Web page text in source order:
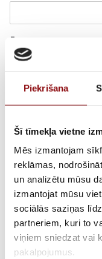
Piekrišana
Šī tīmekļa vietne
Mēs izmantojam
reklāmas,
un analizētu mūsu
izmantojat mūsu
sociālās saziņas
partneriem, kuri to
viņiem sniedzat vai
pakalpojumus.
Ēkas adrese
Iela, ielas Nr., māju
Plānotais montāžas
Cits
Varat izvēlēties vairākus.
Jumta segums, ja
Šīfera, metāla, dakstiņu,
Jumta slīpums